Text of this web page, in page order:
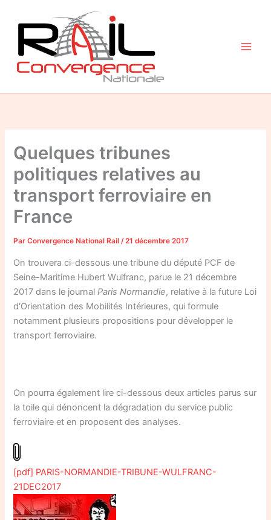
contenu
Quelques tribunes
politiques relatives au
transport ferroviaire en
France
ParConvergence National Rail/21 décembre 2017
On trouvera ci-dessous une tribune du député PCF de
Seine-Maritime Hubert Wulfranc, parue le 21 décembre
2017 dans le journalParis Normandie, relative à la future Loi
d'Orientation des Mobilités Intérieures, qui formule
notamment plusieurs propositions pour développer le
transport ferroviaire.
On pourra également lire ci-dessous deux articles parus sur
la toile qui dénoncent la dégradation du service public
ferroviaire et en proposent des analyses.
[pdf] PARIS-NORMANDIE-TRIBUNE-WULFRANC-
21DEC2017